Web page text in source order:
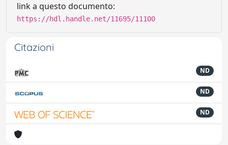
link a questo documento:
https://hdl.handle.net/11695/11100
Citazioni
ND
ND
ND